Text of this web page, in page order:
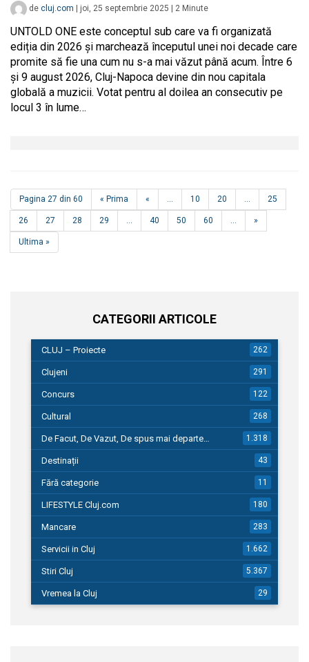
de cluj.com joi, 25 septembrie 2025 2 Minute
UNTOLD ONE este conceptul sub care va fi organizată
ediția din 2026 și marchează începutul unei noi decade care
promite să fie una cum nu s-a mai văzut până acum. Între 6
și 9 august 2026, Cluj-Napoca devine din nou capitala
globală a muzicii. Votat pentru al doilea an consecutiv pe
locul 3 în lume…
Pagina 27 din 60 « Prima « ... 10 20 ... 25
26 27 28 29 ... 40 50 60 ... »
Ultima »
CATEGORII ARTICOLE
CLUJ – Proiecte 262
Clujeni 291
Concurs 122
Cultural 268
De Facut, De Vazut, De spus mai departe… 1.318
Destinații 43
Fără categorie 11
LIFESTYLE Cluj.com 180
Mancare 283
Servicii in Cluj 1.662
Stiri Cluj 5.367
Vremea la Cluj 29